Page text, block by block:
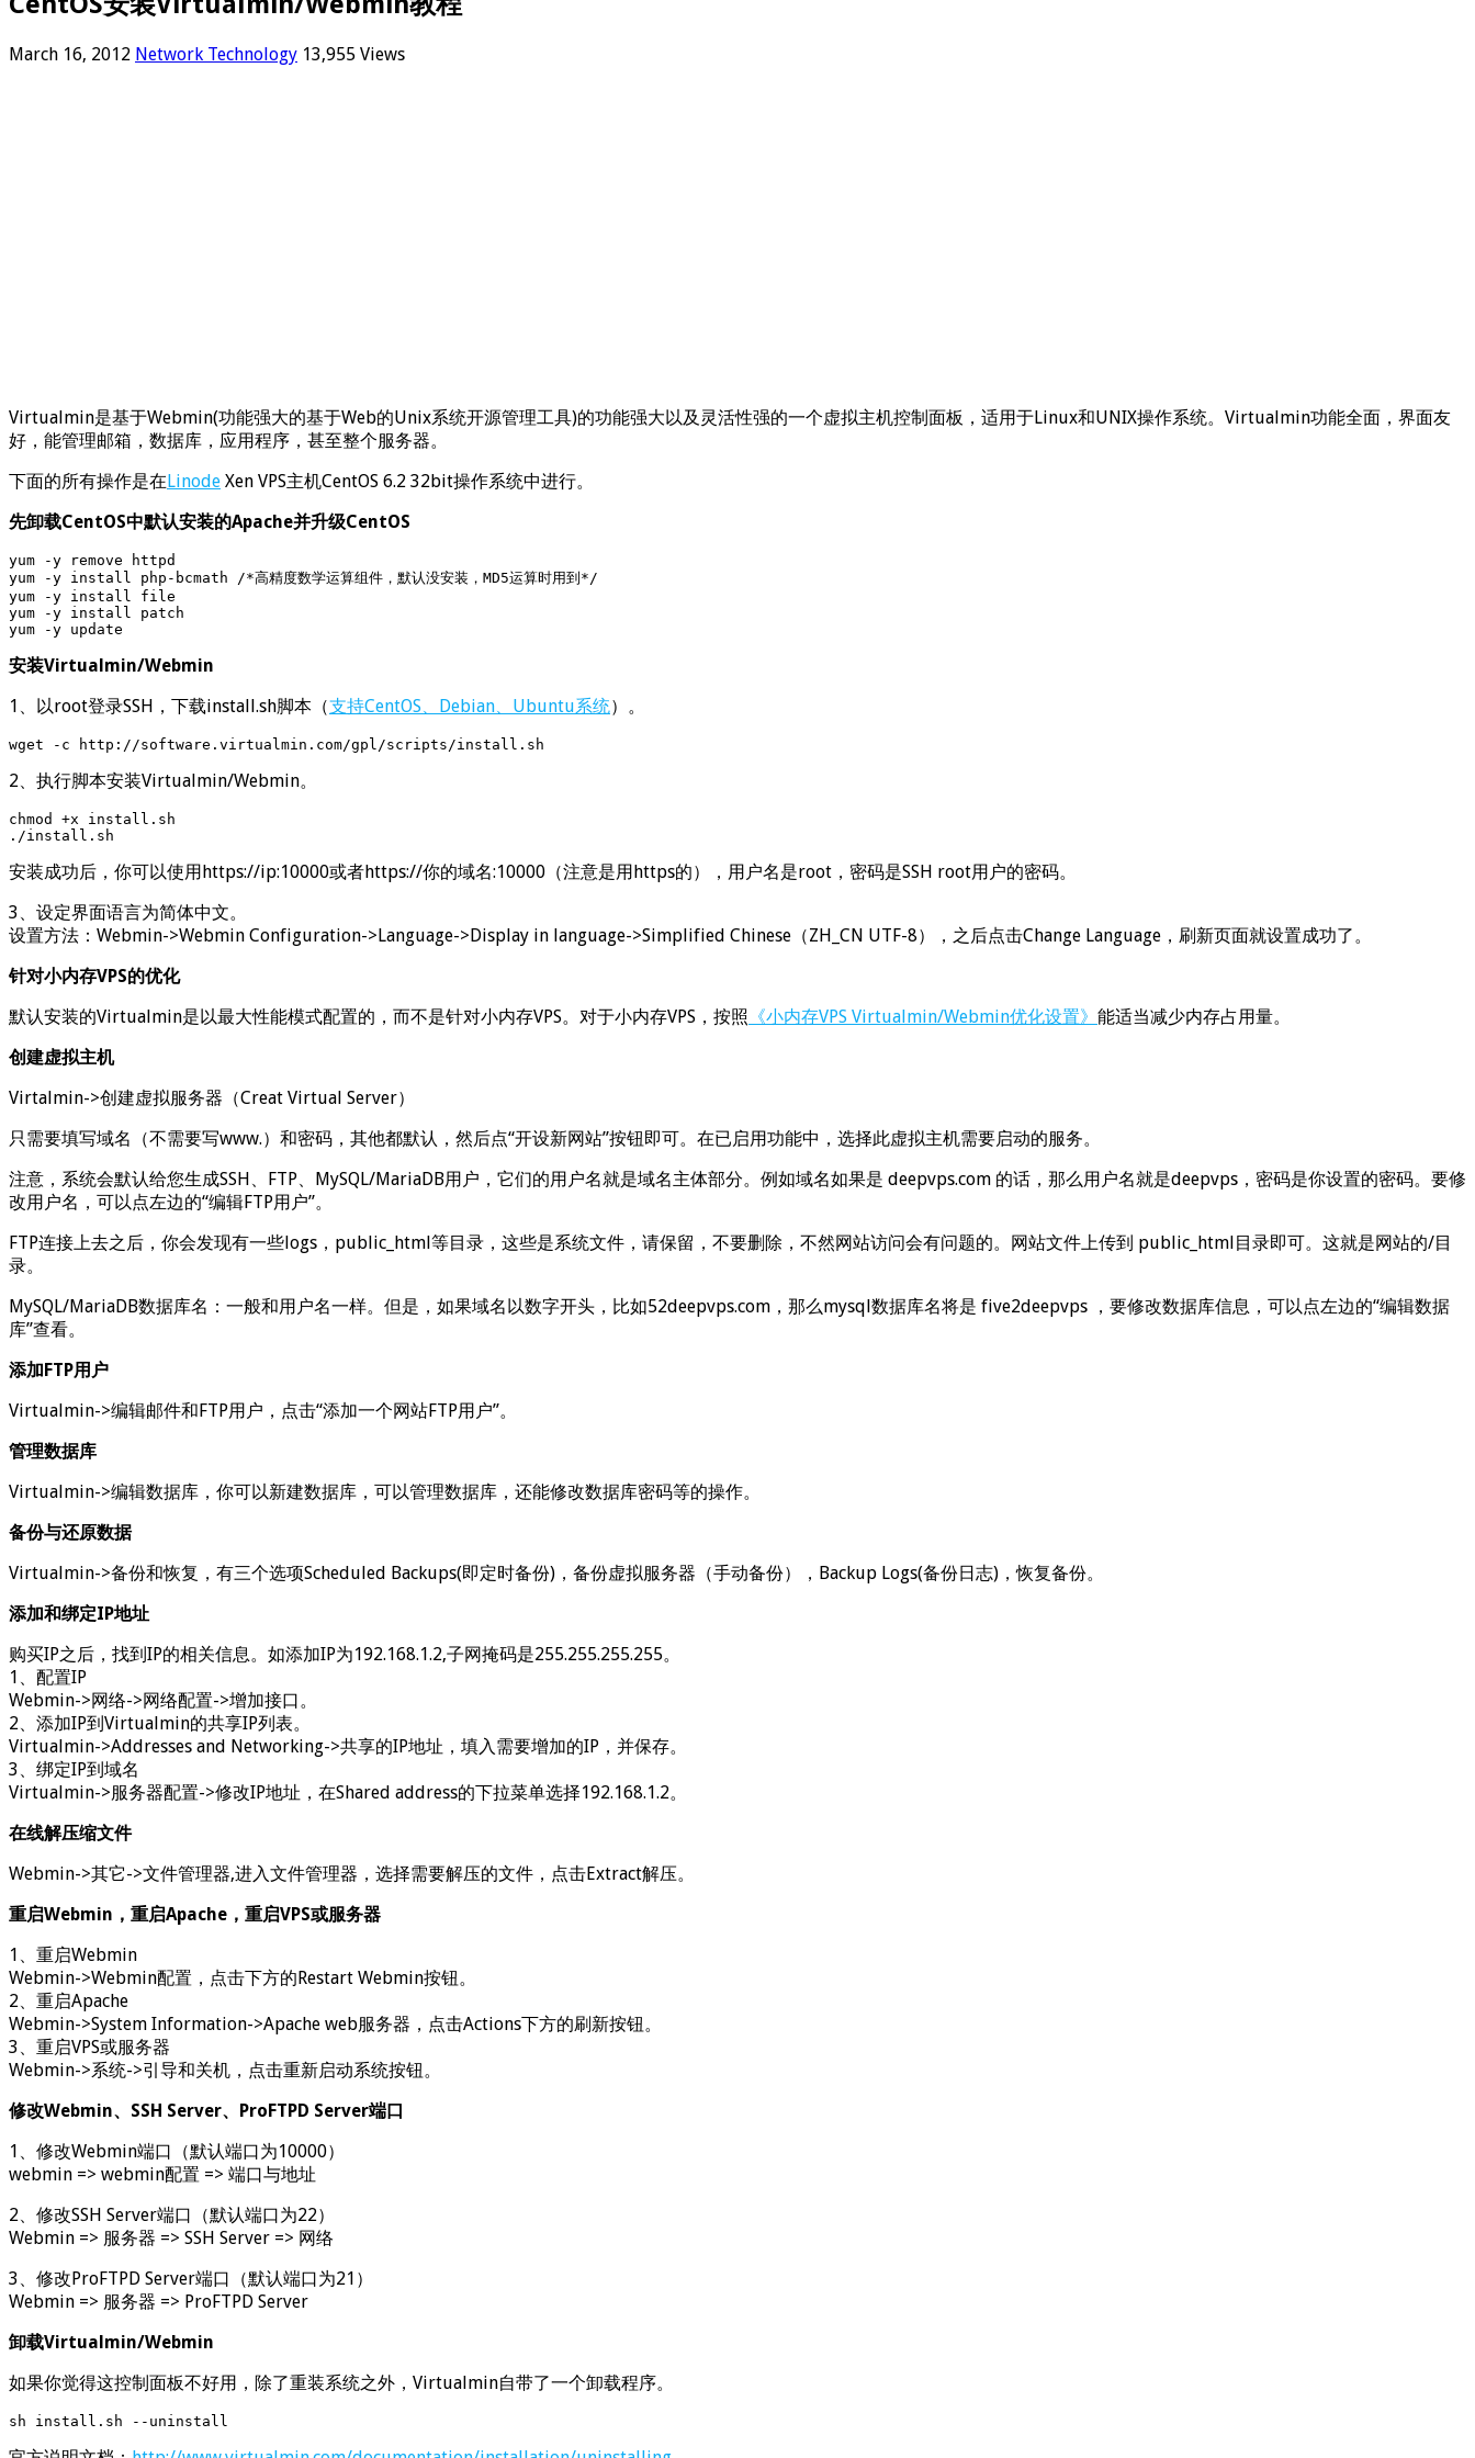
March 16, 2012 Network Technology 13,955 Views
Virtualmin是基于Webmin(功能强大的基于Web的Unix系统开源管理工具)的功能强大以及灵活性强的一个虚拟主机控制面板，适用于Linux和UNIX操作系统。Virtualmin功能全面，界面友
好，能管理邮箱，数据库，应用程序，甚至整个服务器。
下面的所有操作是在Linode Xen VPS主机CentOS 6.2 32bit操作系统中进行。
先卸载CentOS中默认安装的Apache并升级CentOS
yum -y remove httpd
yum -y install php-bcmath /*高精度数学运算组件，默认没安装，MD5运算时用到*/
yum -y install file
yum -y install patch
yum -y update
安装Virtualmin/Webmin
1、以root登录SSH，下载install.sh脚本（支持CentOS、Debian、Ubuntu系统）。
wget -c http://software.virtualmin.com/gpl/scripts/install.sh
2、执行脚本安装Virtualmin/Webmin。
chmod +x install.sh
./install.sh
安装成功后，你可以使用https://ip:10000或者https://你的域名:10000（注意是用https的），用户名是root，密码是SSH root用户的密码。
3、设定界面语言为简体中文。
设置方法：Webmin->Webmin Configuration->Language->Display in language->Simplified Chinese（ZH_CN UTF-8），之后点击Change Language，刷新页面就设置成功了。
针对小内存VPS的优化
默认安装的Virtualmin是以最大性能模式配置的，而不是针对小内存VPS。对于小内存VPS，按照 《小内存VPS Virtualmin/Webmin优化设置》 能适当减少内存占用量。
创建虚拟主机
Virtalmin->创建虚拟服务器（Creat Virtual Server）
只需要填写域名（不需要写www.）和密码，其他都默认，然后点“开设新网站”按钮即可。在已启用功能中，选择此虚拟主机需要启动的服务。
注意，系统会默认给您生成SSH、FTP、MySQL/MariaDB用户，它们的用户名就是域名主体部分。例如域名如果是 deepvps.com 的话，那么用户名就是deepvps，密码是你设置的密码。要修
改用户名，可以点左边的“编辑FTP用户”。
FTP连接上去之后，你会发现有一些logs，public_html等目录，这些是系统文件，请保留，不要删除，不然网站访问会有问题的。网站文件上传到 public_html目录即可。这就是网站的/目
录。
MySQL/MariaDB数据库名：一般和用户名一样。但是，如果域名以数字开头，比如52deepvps.com，那么mysql数据库名将是 five2deepvps ，要修改数据库信息，可以点左边的“编辑数据
库”查看。
添加FTP用户
Virtualmin->编辑邮件和FTP用户，点击“添加一个网站FTP用户”。
管理数据库
Virtualmin->编辑数据库，你可以新建数据库，可以管理数据库，还能修改数据库密码等的操作。
备份与还原数据
Virtualmin->备份和恢复，有三个选项Scheduled Backups(即定时备份)，备份虚拟服务器（手动备份），Backup Logs(备份日志)，恢复备份。
添加和绑定IP地址
购买IP之后，找到IP的相关信息。如添加IP为192.168.1.2,子网掩码是255.255.255.255。
1、配置IP
Webmin->网络->网络配置->增加接口。
2、添加IP到Virtualmin的共享IP列表。
Virtualmin->Addresses and Networking->共享的IP地址，填入需要增加的IP，并保存。
3、绑定IP到域名
Virtualmin->服务器配置->修改IP地址，在Shared address的下拉菜单选择192.168.1.2。
在线解压缩文件
Webmin->其它->文件管理器,进入文件管理器，选择需要解压的文件，点击Extract解压。
重启Webmin，重启Apache，重启VPS或服务器
1、重启Webmin
Webmin->Webmin配置，点击下方的Restart Webmin按钮。
2、重启Apache
Webmin->System Information->Apache web服务器，点击Actions下方的刷新按钮。
3、重启VPS或服务器
Webmin->系统->引导和关机，点击重新启动系统按钮。
修改Webmin、SSH Server、ProFTPD Server端口
1、修改Webmin端口（默认端口为10000）
webmin => webmin配置 => 端口与地址
2、修改SSH Server端口（默认端口为22）
Webmin => 服务器 => SSH Server => 网络
3、修改ProFTPD Server端口（默认端口为21）
Webmin => 服务器 => ProFTPD Server
卸载Virtualmin/Webmin
如果你觉得这控制面板不好用，除了重装系统之外，Virtualmin自带了一个卸载程序。
sh install.sh --uninstall